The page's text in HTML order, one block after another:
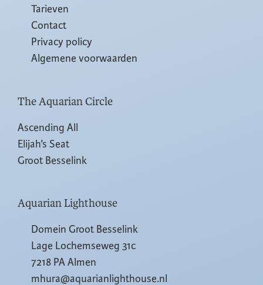
Tarieven
Contact
Privacy policy
Algemene voorwaarden
The Aquarian Circle
Ascending All
Elijah’s Seat
Groot Besselink
Aquarian Lighthouse
Domein Groot Besselink
Lage Lochemseweg 31c
7218 PA Almen
mhura@aquarianlighthouse.nl